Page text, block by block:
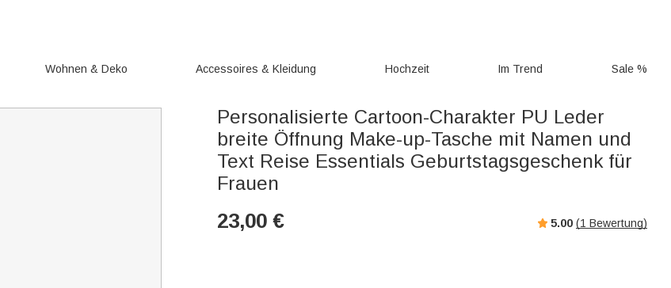
Wohnen & Deko Accessoires & Kleidung Hochzeit Im Trend Sale %
Personalisierte Cartoon-Charakter PU Leder
breite Öffnung Make-up-Tasche mit Namen und
Text Reise Essentials Geburtstagsgeschenk für
Frauen
23,00 € 5.00 (1 Bewertung)